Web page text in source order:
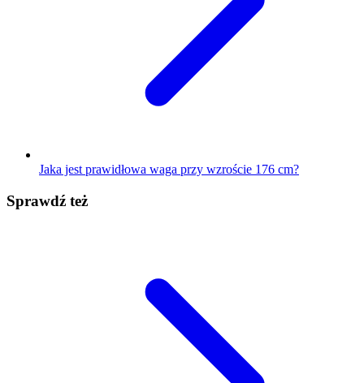
Jaka jest prawidłowa waga przy wzroście 176 cm?
Sprawdź też